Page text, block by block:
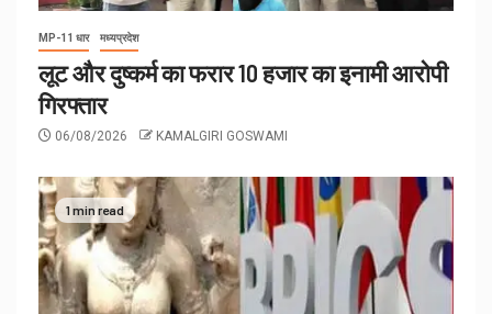
MP-11 धार मध्यप्रदेश
लूट और दुष्कर्म का फरार 10 हजार का इनामी आरोपी
गिरफ्तार
06/08/2026 KAMALGIRI GOSWAMI
1 min read